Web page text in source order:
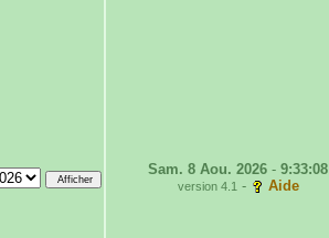
Sam. 8 Aou. 2026 - 9:33:08
version 4.1- Aide